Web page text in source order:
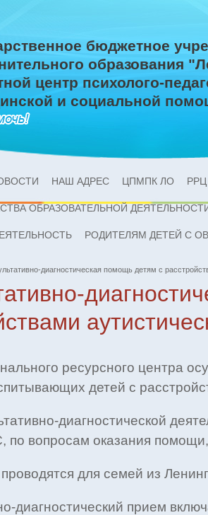
бюджетное
образования
центр психолого-
и социальной
НАШ АДРЕС ЦПМПК ЛО
ОБРАЗОВАТЕЛЬНОЙ
РОДИТЕЛЯМ ДЕТЕЙ С
диагностическая помощь детям с
ресурсного центра
детей с
диагностической
по вопросам оказания
для семей из
диагностический прием